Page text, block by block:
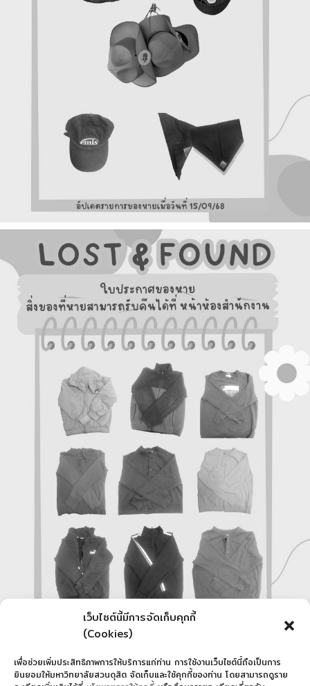
เว็บไซต์นี้มีการจัดเก็บคุกกี้
(Cookies)
เพื่อช่วยเพิ่มประสิทธิภาพการให้บริการแก่ท่าน การใช้งานเว็บไซต์นี้ถือเป็นการ
ยินยอมให้มหาวิทยาลัยสวนดุสิต จัดเก็บและใช้คุกกี้ของท่าน โดยสามารถดูราย